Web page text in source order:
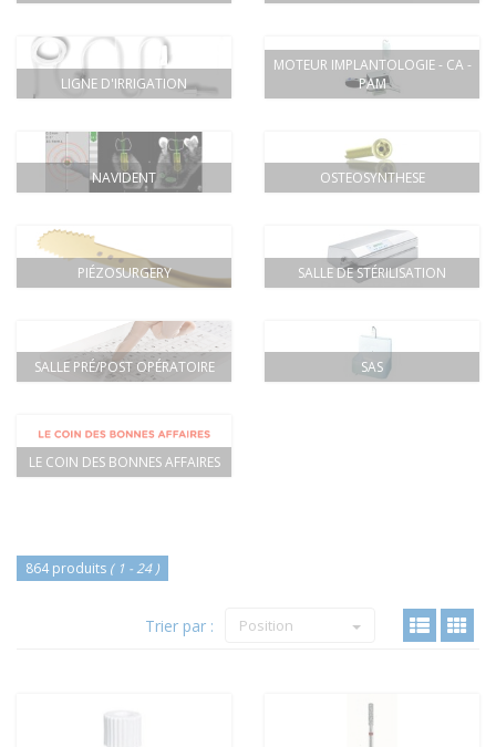
LIGNE D'IRRIGATION
MOTEUR IMPLANTOLOGIE - CA -
PAM
NAVIDENT OSTEOSYNTHESE
PIÉZOSURGERY SALLE DE STÉRILISATION
SALLE PRÉ/POST OPÉRATOIRE SAS
LE COIN DES BONNES AFFAIRES
864 produits ( 1 - 24 )
Trier par : Position